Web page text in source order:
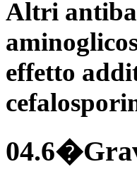
Altri
effetto